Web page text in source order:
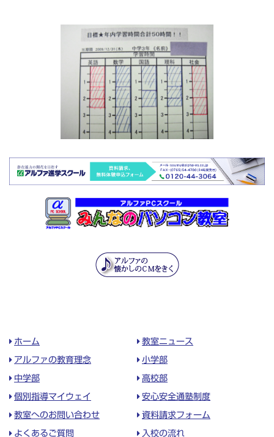
ホーム 教室ニュース
アルファの教育理念 小学部
中学部 高校部
個別指導マイウェイ 安心安全通塾制度
教室へのお問い合わせ 資料請求フォーム
よくあるご質問 入校の流れ